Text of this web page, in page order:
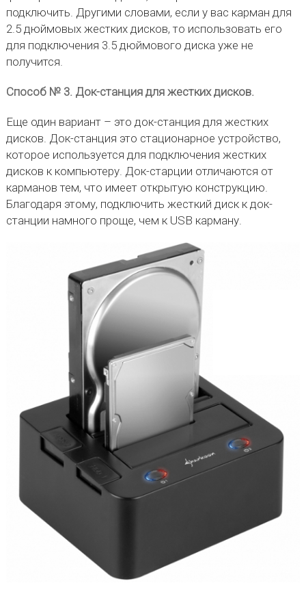
подключить. Другими словами, если у вас карман для
2.5 дюймовых жестких дисков, то использовать его
для подключения 3.5 дюймового диска уже не
получится.
Способ № 3. Док-станция для жестких дисков.
Еще один вариант – это док-станция для жестких
дисков. Док-станция это стационарное устройство,
которое используется для подключения жестких
дисков к компьютеру. Док-старции отличаются от
карманов тем, что имеет открытую конструкцию.
Благодаря этому, подключить жесткий диск к док-
станции намного проще, чем к USB карману.